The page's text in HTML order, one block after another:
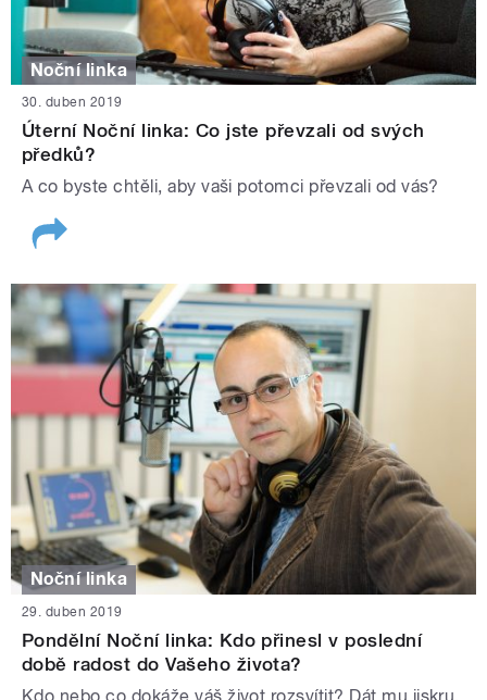
Noční linka
30. duben 2019
Úterní Noční linka: Co jste převzali od svých
předků?
A co byste chtěli, aby vaši potomci převzali od vás?
Noční linka
29. duben 2019
Pondělní Noční linka: Kdo přinesl v poslední
době radost do Vašeho života?